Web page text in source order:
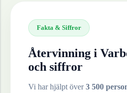
Fakta & Siffror
Återvinning i
och siffror
Vi har hjälpt över3 500